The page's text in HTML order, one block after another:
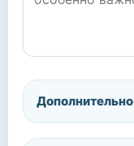
Дополнительно